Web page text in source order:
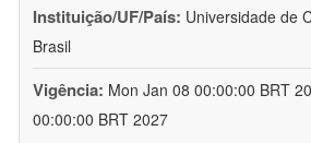
Instituição/UF/País: Universidade de
Brasil
Vigência: Mon Jan 08 00:00:00 BRT
00:00:00 BRT 2027